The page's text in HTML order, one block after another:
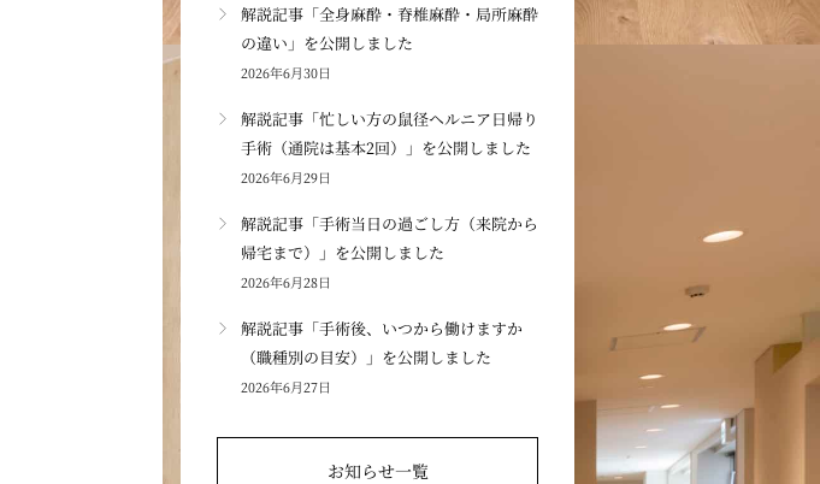
解説記事「全身麻酔・脊椎麻酔・局所麻酔
の違い」を公開しました
2026年6月30日
解説記事「忙しい方の鼠径ヘルニア日帰り
手術（通院は基本2回）」を公開しました
2026年6月29日
解説記事「手術当日の過ごし方（来院から
帰宅まで）」を公開しました
2026年6月28日
解説記事「手術後、いつから働けますか
（職種別の目安）」を公開しました
2026年6月27日
お知らせ一覧